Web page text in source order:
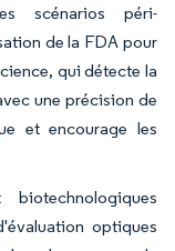
scénarios péri-
de la FDA pour
qui détecte la
une précision de
et encourage les
optiques